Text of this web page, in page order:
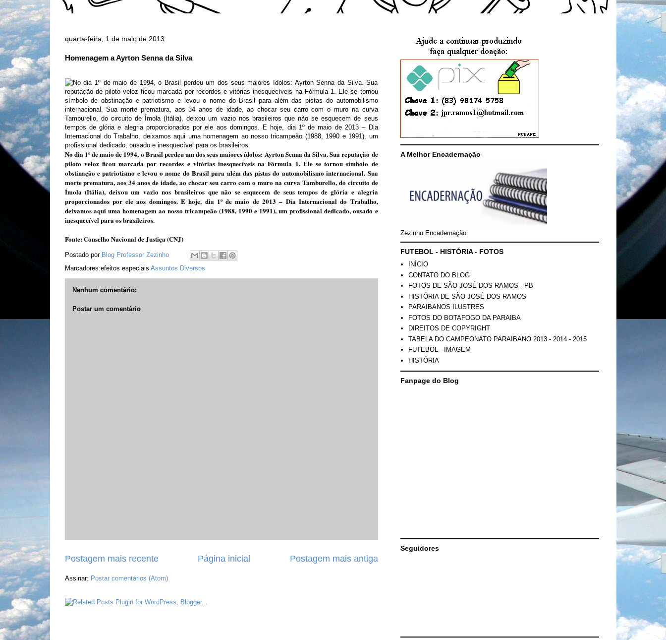
quarta-feira, 1 de maio de 2013
Homenagem a Ayrton Senna da Silva
No dia 1º de maio de 1994, o Brasil perdeu um dos seus maiores ídolos: Ayrton Senna da Silva. Sua reputação de
piloto veloz ficou marcada por recordes e vitórias inesquecíveis na Fórmula 1. Ele se tornou símbolo de
obstinação e patriotismo e levou o nome do Brasil para além das pistas do automobilismo internacional. Sua
morte prematura, aos 34 anos de idade, ao chocar seu carro com o muro na curva Tamburello, do circuito de
Ímola (Itália), deixou um vazio nos brasileiros que não se esquecem de seus tempos de glória e alegria
proporcionados por ele aos domingos. E hoje, dia 1º de maio de 2013 – Dia Internacional do Trabalho,
deixamos aqui uma homenagem ao nosso tricampeão (1988, 1990 e 1991), um profissional dedicado, ousado e
inesquecível para os brasileiros.
Fonte: Conselho Nacional de Justiça (CNJ)
Postado por Blog Professor Zezinho
Marcadores:efeitos especiais Assuntos Diversos
Nenhum comentário:
Postar um comentário
Postagem mais recente Postagem mais antiga
Página inicial
Assinar: Postar comentários (Atom)
A Melhor Encadernação
Zezinho Encadernação
FUTEBOL - HISTÓRIA - FOTOS
INÍCIO
CONTATO DO BLOG
FOTOS DE SÃO JOSÉ DOS RAMOS - PB
HISTÓRIA DE SÃO JOSÉ DOS RAMOS
PARAIBANOS ILUSTRES
FOTOS DO BOTAFOGO DA PARAIBA
DIREITOS DE COPYRIGHT
TABELA DO CAMPEONATO PARAIBANO 2013 - 2014 - 2015
FUTEBOL - IMAGEM
HISTÓRIA
Fanpage do Blog
Seguidores